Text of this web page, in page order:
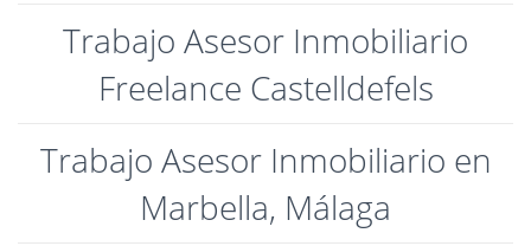
Trabajo Asesor Inmobiliario
Freelance Castelldefels
Trabajo Asesor Inmobiliario en
Marbella, Málaga